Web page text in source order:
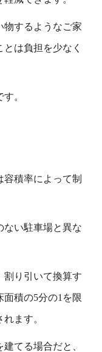
物するようなご家
は負担を少なく
。
積率によって制
ない駐車場と異な
割り引いて換算す
面積の5分の1を限
ます。
てる場合だと、